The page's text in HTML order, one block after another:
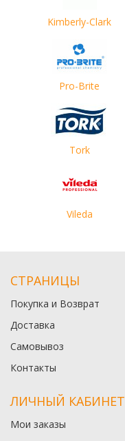
Kimberly-Clark
Pro-Brite
Tork
Vileda
СТРАНИЦЫ
Покупка и Возврат
Доставка
Самовывоз
Контакты
ЛИЧНЫЙ КАБИНЕТ
Мои заказы